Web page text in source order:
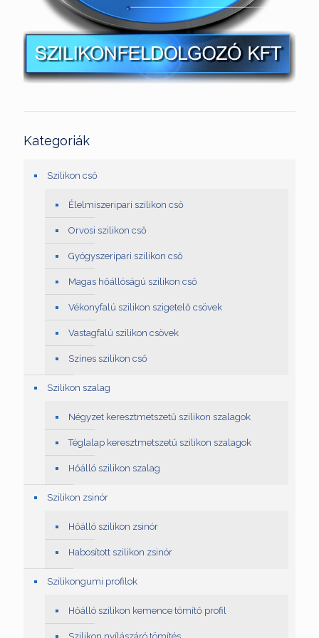
Kategoriák
Szilikon cső
Élelmiszeripari szilikon cső
Orvosi szilikon cső
Gyógyszeripari szilikon cső
Magas hőállóságú szilikon cső
Vékonyfalú szilikon szigetelő csövek
Vastagfalú szilikon csövek
Színes szilikon cső
Szilikon szalag
Négyzet keresztmetszetű szilikon szalagok
Téglalap keresztmetszetű szilikon szalagok
Hőálló szilikon szalag
Szilikon zsinór
Hőálló szilikon zsinór
Habosított szilikon zsinór
Szilikongumi profilok
Hőálló szilikon kemence tömítő profil